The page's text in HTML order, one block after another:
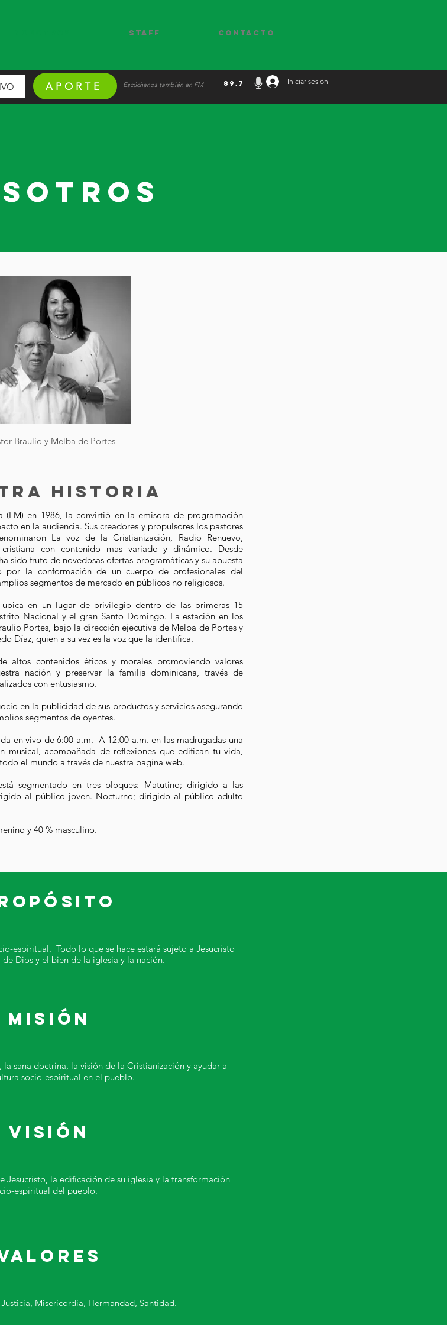
Staff Contacto
APORTE Escúchanos también en FM 89.7 Iniciar sesión
Braulio y Melba de Portes
historia
(FM) en 1986, la convirtió en la emisora de programación
en la audiencia. Sus creadores y propulsores los pastores
La voz de la Cristianización, Radio Renuevo,
con contenido mas variado y dinámico. Desde
sido fruto de novedosas ofertas programáticas y su apuesta
la conformación de un cuerpo de profesionales del
segmentos de mercado en públicos no religiosos.
ubica en un lugar de privilegio dentro de las primeras 15
Nacional y el gran Santo Domingo. La estación en los
Portes, bajo la dirección ejecutiva de Melba de Portes y
Díaz, quien a su vez es la voz que la identifica.
altos contenidos éticos y morales promoviendo valores
nación y preservar la familia dominicana, través de
con entusiasmo.​
en la publicidad de sus productos y servicios asegurando
segmentos de oyentes.
en vivo de 6:00 a.m. A 12:00 a.m. en las madrugadas una
musical, acompañada de reflexiones que edifican tu vida,
el mundo a través de nuestra pagina web.
segmentado en tres bloques: Matutino; dirigido a las
al público joven. Nocturno; dirigido al público adulto
y 40 % masculino.
espiritual. Todo lo que se hace estará sujeto a Jesucristo
Dios y el bien de la iglesia y la nación.
misión
sana doctrina, la visión de la Cristianización y ayudar a
socio-espiritual en el pueblo.
visión
Jesucristo, la edificación de su iglesia y la transformación
espiritual del pueblo.
Misericordia, Hermandad, Santidad.